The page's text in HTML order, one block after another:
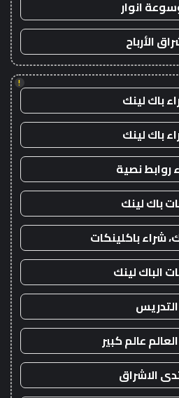
انوار
الأرباح
!
باك لينك
باك لينك
روابط نصية
باك لينك
شراء باكلينكات
الباك لينك
التدريس
عالم كبير
الاشراق